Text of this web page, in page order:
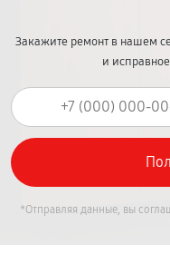
Закажите ремонт в нашем
и
*Отправляя данные, вы